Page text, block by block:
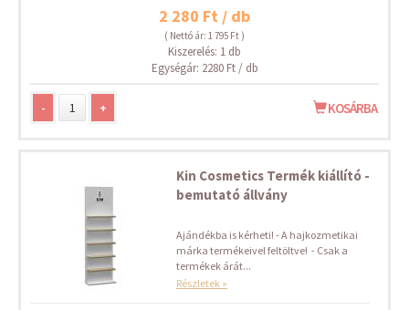
2 280 Ft / db
( Nettó ár: 1 795 Ft )
Kiszerelés: 1 db
Egységár: 2280 Ft / db
- + KOSÁRBA
Kin Cosmetics Termék kiállító -
bemutató állvány
Ajándékba is kérheti! - A hajkozmetikai
márka termékeivel feltöltve! - Csak a
termékek árát...
Részletek »